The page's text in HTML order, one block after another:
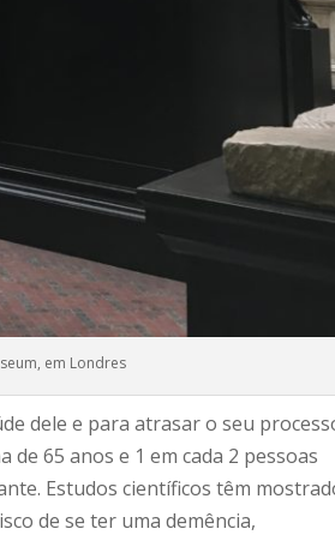
em Londres
dele e para atrasar o seu
de 65 anos e 1 em cada 2 pessoas
Estudos científicos têm
de se ter uma demência,